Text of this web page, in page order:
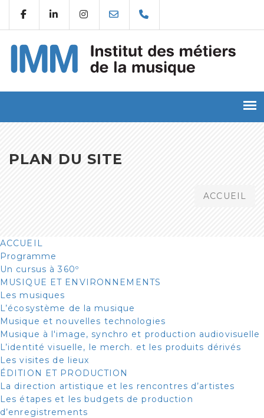
PLAN DU SITE
ACCUEIL
ACCUEIL
Programme
Un cursus à 360º
MUSIQUE ET ENVIRONNEMENTS
Les musiques
L’écosystème de la musique
Musique et nouvelles technologies
Musique à l'image, synchro et production audiovisuelle
L’identité visuelle, le merch. et les produits dérivés
Les visites de lieux
ÉDITION ET PRODUCTION
La direction artistique et les rencontres d’artistes
Les étapes et les budgets de production
d’enregistrements